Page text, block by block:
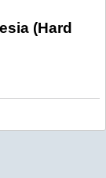
(Hard